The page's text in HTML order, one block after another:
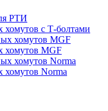
РТИ
хомутов с Т-болтами
хомутов MGF
хомутов MGF
хомутов Norma
хомутов Norma